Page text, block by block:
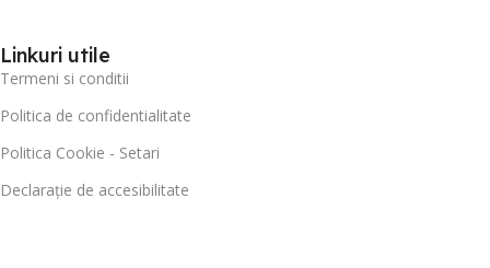
Linkuri utile
Termeni si conditii
Politica de confidentialitate
Politica Cookie - Setari
Declarație de accesibilitate